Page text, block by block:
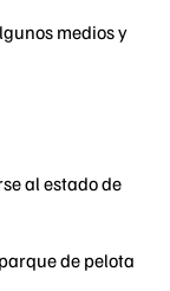
medios y
al estado de
de pelota